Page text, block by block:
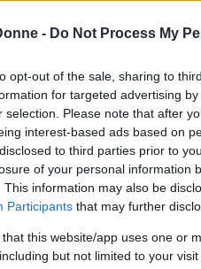
- Do Not Process My
opt-out of the sale, sharing to
for targeted advertising
selection. Please note that after
interest-based ads based on
to third parties prior to
of your personal information
This information may also be
Participants that may further
that this website/app uses one or
but not limited to your
questa
si prepara quando si ha
bollire l’acqua e unite un
l’acqua ad ebollizione.